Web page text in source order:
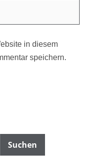
in diesem
speichern.
Suchen